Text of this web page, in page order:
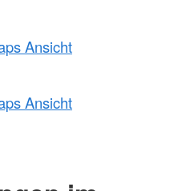
Ansicht
Ansicht